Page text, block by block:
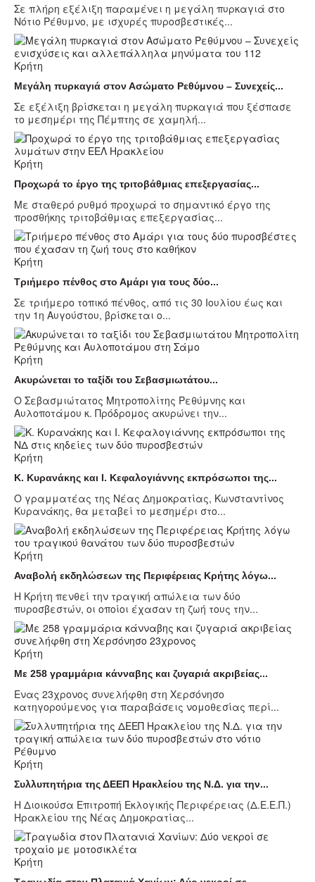
Σε πλήρη εξέλιξη παραμένει η μεγάλη πυρκαγιά στο
Νότιο Ρέθυμνο, με ισχυρές πυροσβεστικές...
Κρήτη
Μεγάλη πυρκαγιά στον Ασώματο Ρεθύμνου – Συνεχείς...
Σε εξέλιξη βρίσκεται η μεγάλη πυρκαγιά που ξέσπασε
το μεσημέρι της Πέμπτης σε χαμηλή...
Κρήτη
Προχωρά το έργο της τριτοβάθμιας επεξεργασίας...
Με σταθερό ρυθμό προχωρά το σημαντικό έργο της
προσθήκης τριτοβάθμιας επεξεργασίας...
Κρήτη
Τριήμερο πένθος στο Αμάρι για τους δύο...
Σε τριήμερο τοπικό πένθος, από τις 30 Ιουλίου έως και
την 1η Αυγούστου, βρίσκεται ο...
Κρήτη
Ακυρώνεται το ταξίδι του Σεβασμιωτάτου...
Ο Σεβασμιώτατος Μητροπολίτης Ρεθύμνης και
Αυλοποτάμου κ. Πρόδρομος ακυρώνει την...
Κρήτη
Κ. Κυρανάκης και Ι. Κεφαλογιάννης εκπρόσωποι της...
Ο γραμματέας της Νέας Δημοκρατίας, Κωνσταντίνος
Κυρανάκης, θα μεταβεί το μεσημέρι στο...
Κρήτη
Αναβολή εκδηλώσεων της Περιφέρειας Κρήτης λόγω...
Η Κρήτη πενθεί την τραγική απώλεια των δύο
πυροσβεστών, οι οποίοι έχασαν τη ζωή τους την...
Κρήτη
Με 258 γραμμάρια κάνναβης και ζυγαριά ακριβείας...
Ενας 23χρονος συνελήφθη στη Χερσόνησο
κατηγορούμενος για παραβάσεις νομοθεσίας περί...
Κρήτη
Συλλυπητήρια της ΔΕΕΠ Ηρακλείου της Ν.Δ. για την...
Η Διοικούσα Επιτροπή Εκλογικής Περιφέρειας (Δ.Ε.Ε.Π.)
Ηρακλείου της Νέας Δημοκρατίας...
Κρήτη